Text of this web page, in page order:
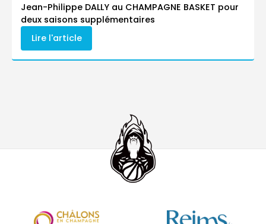
Jean-Philippe DALLY au CHAMPAGNE BASKET pour
deux saisons supplémentaires
Lire l'article